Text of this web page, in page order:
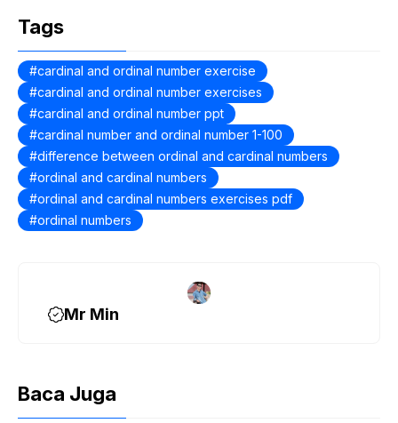
c
e
b
o
o
k
er
Tags
cardinal and ordinal number exercise
cardinal and ordinal number exercises
cardinal and ordinal number ppt
cardinal number and ordinal number 1-100
difference between ordinal and cardinal numbers
ordinal and cardinal numbers
ordinal and cardinal numbers exercises pdf
ordinal numbers
Mr Min
Baca Juga